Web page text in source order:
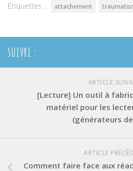
Étiquettes : attachement
SUIVRE :
ARTICLE
[Lecture] Un outil à
matériel pour les
(générateurs
ARTICLE
Comment faire face aux